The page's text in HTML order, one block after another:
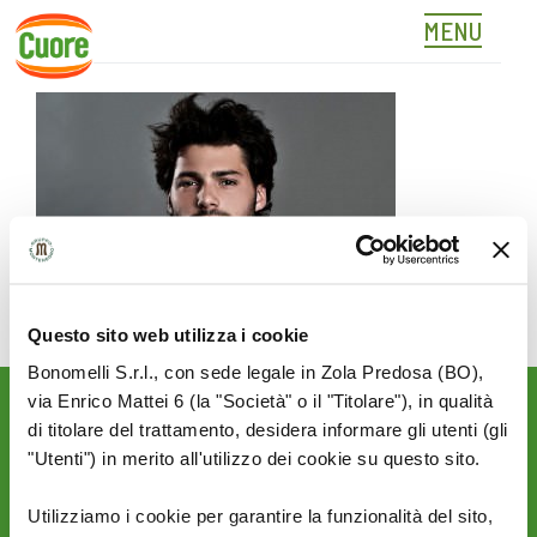
Questo sito web utilizza i cookie
Bonomelli S.r.l., con sede legale in Zola Predosa (BO),
via Enrico Mattei 6 (la "Società" o il "Titolare"), in qualità
di titolare del trattamento, desidera informare gli utenti (gli
"Utenti") in merito all'utilizzo dei cookie su questo sito.
Utilizziamo i cookie per garantire la funzionalità del sito,
Skip
content
MENU
RINALDI
Rimani aggiornato sulle
novità del mondo Cuore: